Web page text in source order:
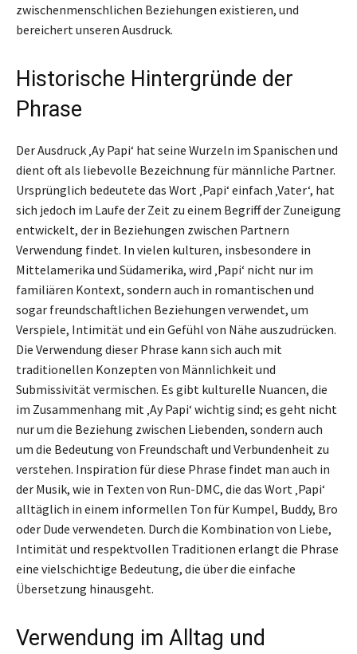
zwischenmenschlichen Beziehungen existieren, und
bereichert unseren Ausdruck.
Historische Hintergründe der
Phrase
Der Ausdruck ‚Ay Papi‘ hat seine Wurzeln im Spanischen und
dient oft als liebevolle Bezeichnung für männliche Partner.
Ursprünglich bedeutete das Wort ‚Papi‘ einfach ‚Vater‘, hat
sich jedoch im Laufe der Zeit zu einem Begriff der Zuneigung
entwickelt, der in Beziehungen zwischen Partnern
Verwendung findet. In vielen kulturen, insbesondere in
Mittelamerika und Südamerika, wird ‚Papi‘ nicht nur im
familiären Kontext, sondern auch in romantischen und
sogar freundschaftlichen Beziehungen verwendet, um
Verspiele, Intimität und ein Gefühl von Nähe auszudrücken.
Die Verwendung dieser Phrase kann sich auch mit
traditionellen Konzepten von Männlichkeit und
Submissivität vermischen. Es gibt kulturelle Nuancen, die
im Zusammenhang mit ‚Ay Papi‘ wichtig sind; es geht nicht
nur um die Beziehung zwischen Liebenden, sondern auch
um die Bedeutung von Freundschaft und Verbundenheit zu
verstehen. Inspiration für diese Phrase findet man auch in
der Musik, wie in Texten von Run-DMC, die das Wort ‚Papi‘
alltäglich in einem informellen Ton für Kumpel, Buddy, Bro
oder Dude verwendeten. Durch die Kombination von Liebe,
Intimität und respektvollen Traditionen erlangt die Phrase
eine vielschichtige Bedeutung, die über die einfache
Übersetzung hinausgeht.
Verwendung im Alltag und